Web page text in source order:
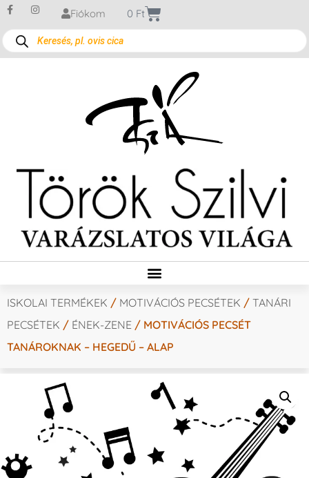
Fiókom 0 Ft
ISKOLAI TERMÉKEK / MOTIVÁCIÓS PECSÉTEK / TANÁRI
PECSÉTEK / ÉNEK-ZENE / MOTIVÁCIÓS PECSÉT
TANÁROKNAK – HEGEDŰ – ALAP